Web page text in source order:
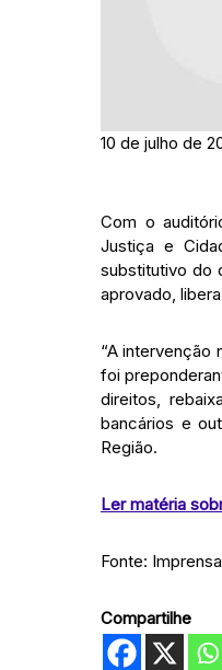
10 de julho de
Com o
Justiça e
substitutivo do
aprovado,
“A intervenção
foi
direitos,
bancários e
Região.
Ler matéria
Fonte:
Compartilhe